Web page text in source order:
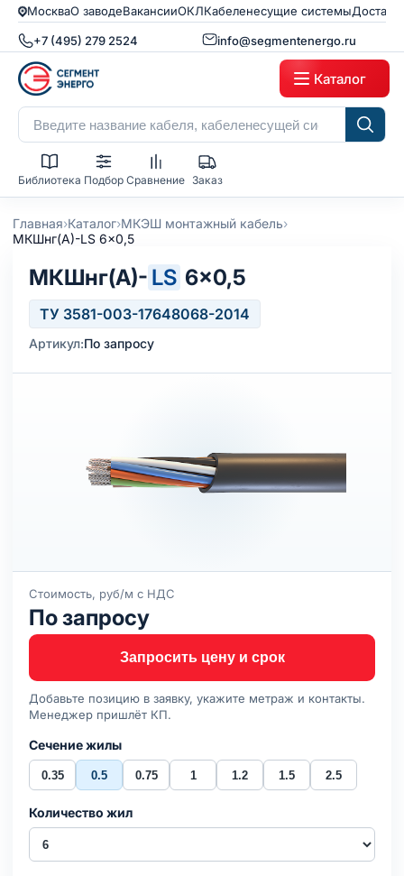
МоскваО заводеВакансииОКЛКабеленесущие системы
+7 (495) 279 2524 info@segmentenergo.ru
Каталог
Библиотека Подбор Сравнение Заказ
Главная›Каталог›МКЭШ монтажный кабель›
МКШнг(А)-LS 6x0,5
МКШнг(А)- LS 6×0,5
ТУ 3581-003-17648068-2014
Артикул:По запросу
Стоимость, руб/м с НДС
По запросу
Запросить цену и срок
Добавьте позицию в заявку, укажите метраж и контакты.
Менеджер пришлёт КП.
Сечение жилы
0.35 0.5 0.75 1 1.2 1.5 2.5
Количество жил